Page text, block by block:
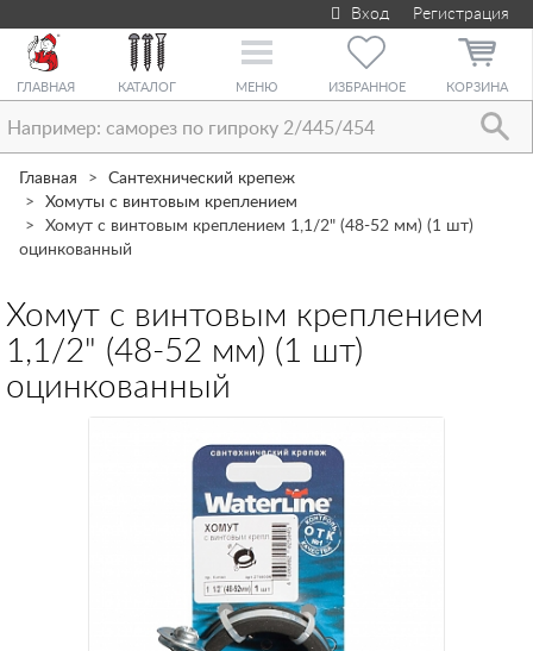
Вход Регистрация
ГЛАВНАЯ КАТАЛОГ
Toggle
МЕНЮ ИЗБРАННОЕ КОРЗИНА
Главная
Сантехнический крепеж
Хомуты с винтовым креплением
Хомут с винтовым креплением 1,1/2" (48-52 мм) (1 шт)
оцинкованный
Хомут с винтовым креплением
1,1/2" (48-52 мм) (1 шт)
оцинкованный